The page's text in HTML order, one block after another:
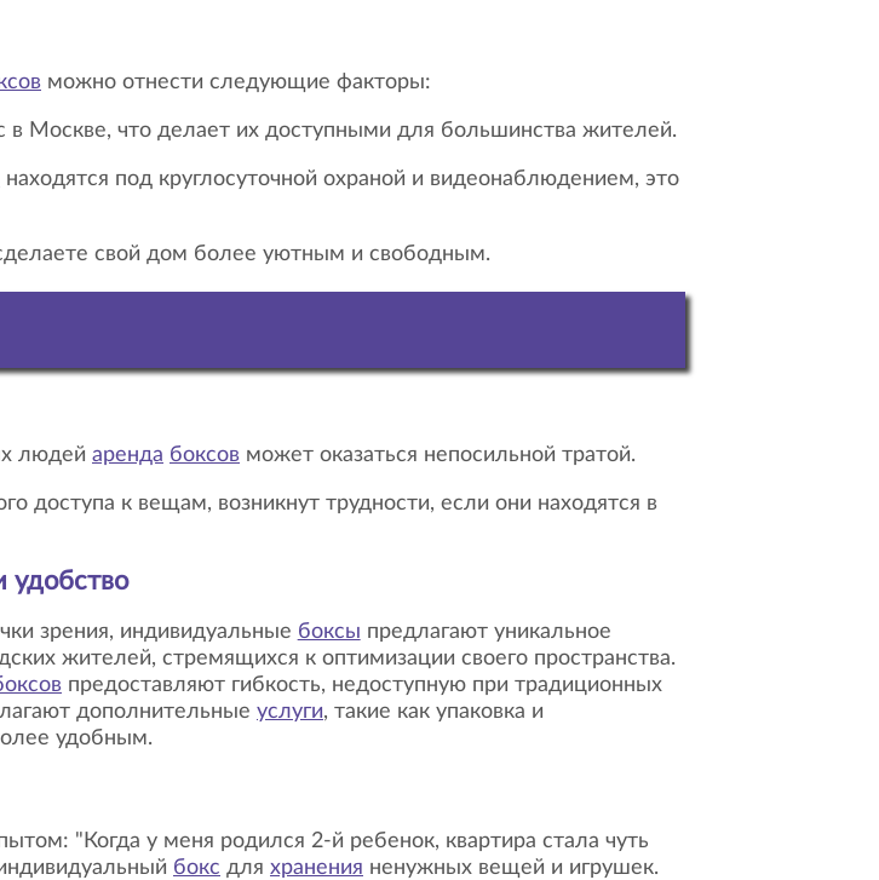
можно отнести следующие факторы:
в Москве, что делает их доступными для большинства жителей.
находятся под круглосуточной охраной и видеонаблюдением, это
свой дом более уютным и свободным.
людей аренда боксов может оказаться непосильной тратой.
удобство
зрения, индивидуальные боксы предлагают уникальное
жителей, стремящихся к оптимизации своего пространства.
предоставляют гибкость, недоступную при традиционных
дополнительные услуги, такие как упаковка и
удобным.
бокс для хранения ненужных вещей и игрушек.